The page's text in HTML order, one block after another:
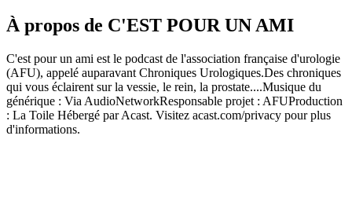
À propos de C'EST POUR UN AMI
C'est pour un ami est le podcast de l'association française d'urologie
(AFU), appelé auparavant Chroniques Urologiques.Des chroniques
qui vous éclairent sur la vessie, le rein, la prostate....Musique du
générique : Via AudioNetworkResponsable projet : AFUProduction
: La Toile Hébergé par Acast. Visitez acast.com/privacy pour plus
d'informations.